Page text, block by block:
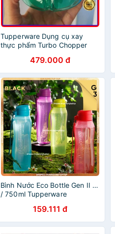
Tupperware Dụng cụ xay
thực phẩm Turbo Chopper
479.000 đ
Bình Nước Eco Bottle Gen II 1L
/ 750ml Tupperware
159.111 đ